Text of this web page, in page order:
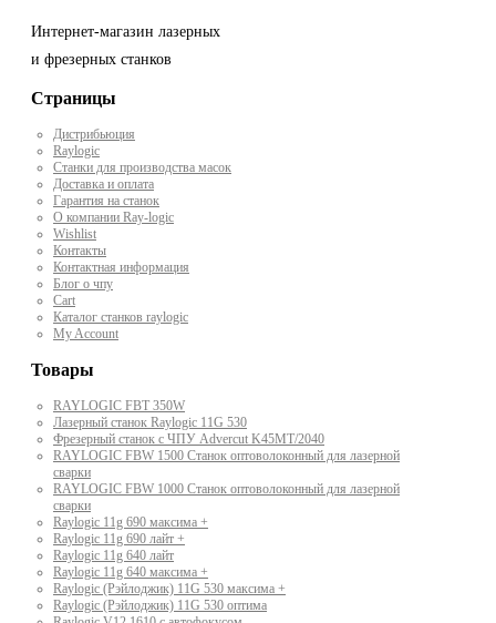
Интернет-магазин лазерных
и фрезерных станков
Страницы
Дистрибьюция
Raylogic
Станки для производства масок
Доставка и оплата
Гарантия на станок
О компании Ray-logic
Wishlist
Контакты
Контактная информация
Блог о чпу
Cart
Каталог станков raylogic
My Account
Товары
RAYLOGIC FBT 350W
Лазерный станок Raylogic 11G 530
Фрезерный станок с ЧПУ Advercut K45MT/2040
RAYLOGIC FBW 1500 Станок оптоволоконный для лазерной
сварки
RAYLOGIC FBW 1000 Станок оптоволоконный для лазерной
сварки
Raylogic 11g 690 максима +
Raylogic 11g 690 лайт +
Raylogic 11g 640 лайт
Raylogic 11g 640 максима +
Raylogic (Рэйлоджик) 11G 530 максима +
Raylogic (Рэйлоджик) 11G 530 оптима